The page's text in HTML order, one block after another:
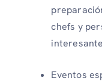
chefs y
Eventos